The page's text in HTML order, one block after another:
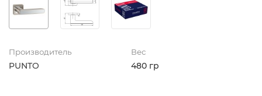
Производитель
PUNTO
Вес
480 гр